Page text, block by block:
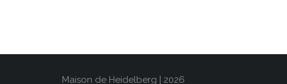
Maison de Heidelberg | 2026